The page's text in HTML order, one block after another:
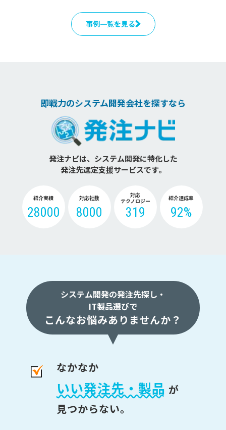
事例一覧を見る
即戦力のシステム開発会社を探すなら
発注ナビは、システム開発に特化した
発注先選定支援サービスです。
紹介実績
28000
対応社数
8000
対応
テクノロジー
319
紹介達成率
92%
システム開発の発注先探し・
IT製品選びで
こんなお悩みありませんか？
なかなか
いい発注先・製品 が
見つからない。